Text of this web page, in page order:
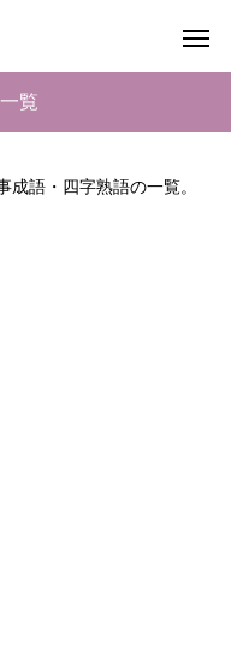
覧
成語・四字熟語の一覧。